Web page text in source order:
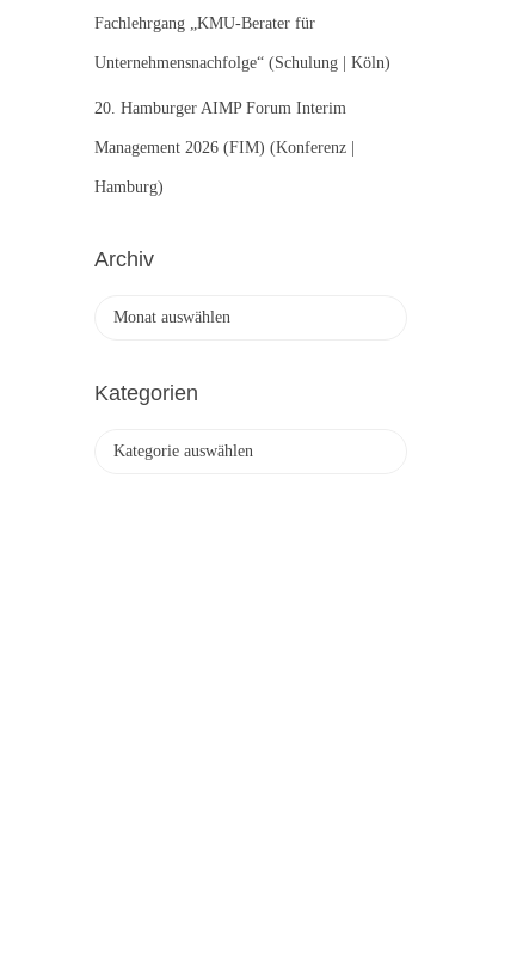
Fachlehrgang „KMU-Berater für
Unternehmensnachfolge“ (Schulung | Köln)
20. Hamburger AIMP Forum Interim
Management 2026 (FIM) (Konferenz |
Hamburg)
Archiv
h
Kategorien